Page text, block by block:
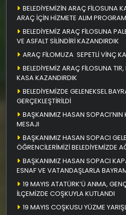
BELEDİYEMİZİN ARAÇ FİLOSUNA
ARAÇ İÇİN HİZMETE ALIM
BELEDİYEMİZ ARAÇ FİLOSUNA
VE ASFALT SİLİNDİRİ KAZANDIRDIK
ARAÇ FİLOMUZA SEPETLİ VİNÇ
BELEDİYEMİZ ARAÇ FİLOSUNA
KASA KAZANDIRDIK
BELEDİYEMİZDE GELENEKSEL
GERÇEKLEŞTİRİLDİ
BAŞKANIMIZ HASAN SOPACI’NIN
MESAJI
BAŞKANIMIZ HASAN SOPACI
ÖĞRENCİLERİMİZİ BELEDİYEMİZDE
BAŞKANIMIZ HASAN SOPACI
ESNAF VE VATANDAŞLARLA
19 MAYIS ATATÜRK’Ü ANMA,
İLÇEMİZDE COŞKUYLA KUTLANDI
19 MAYIS COŞKUSU YÜZME